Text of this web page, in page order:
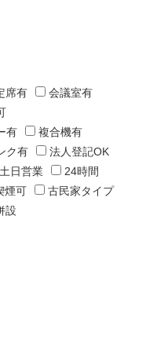
席有
会議室有
有
複合機有
ク有
法人登記OK
土日営業
24時間
煙可
古民家タイプ
設